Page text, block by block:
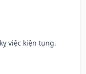
việc kiện tụng.